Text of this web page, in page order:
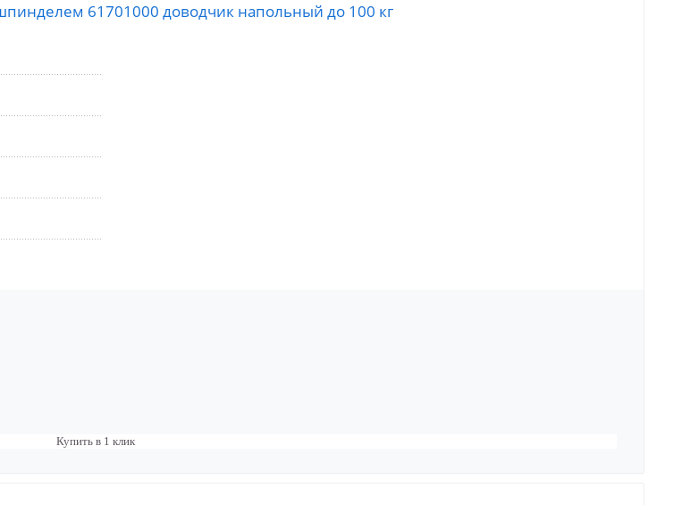
61701000 доводчик напольный до 100 кг
Купить в 1 клик